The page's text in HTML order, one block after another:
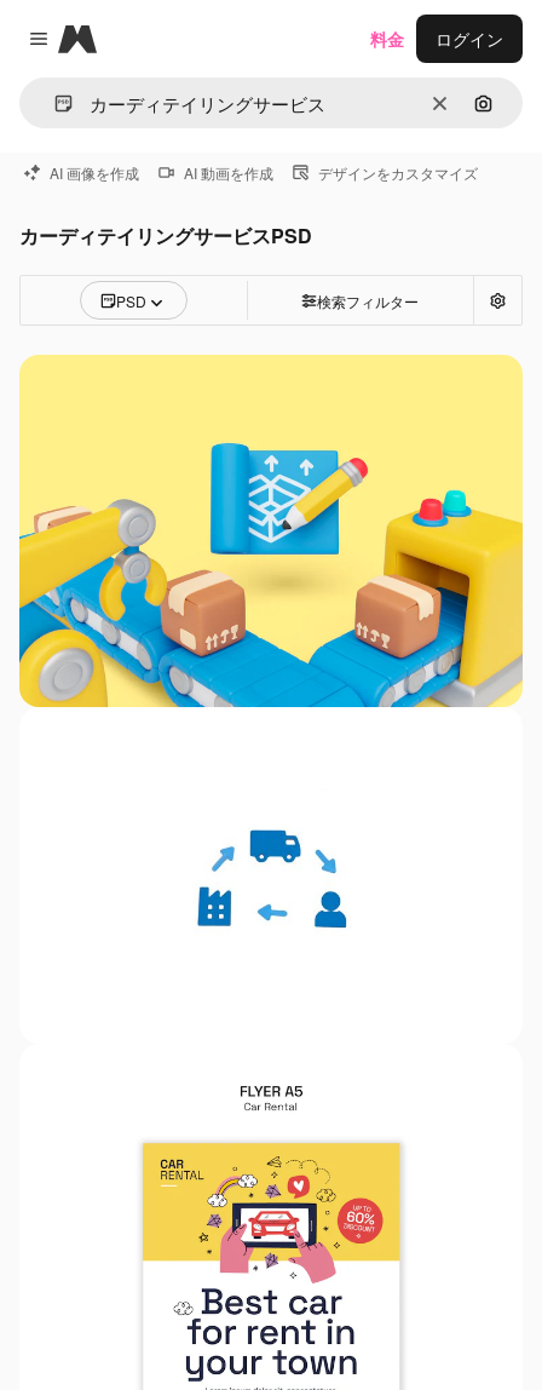
Close menu
Magnific
消去 画像で
料金 ログイン
AI 画像を作成 AI 動画を作成 デザインをカスタマイズ
カーディテイリングサービスPSD
PSD 検索フィルター